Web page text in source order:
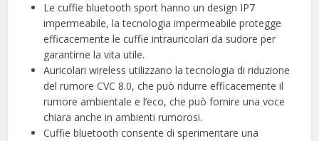
Le cuffie bluetooth sport hanno un design IP7
impermeabile, la tecnologia impermeabile protegge
efficacemente le cuffie intrauricolari da sudore per
garantirne la vita utile.
Auricolari wireless utilizzano la tecnologia di riduzione
del rumore CVC 8.0, che può ridurre efficacemente il
rumore ambientale e l’eco, che può fornire una voce
chiara anche in ambienti rumorosi.
Cuffie bluetooth consente di sperimentare una